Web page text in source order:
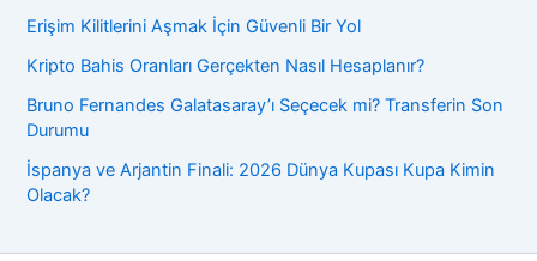
Erişim Kilitlerini Aşmak İçin Güvenli Bir Yol
Kripto Bahis Oranları Gerçekten Nasıl Hesaplanır?
Bruno Fernandes Galatasaray’ı Seçecek mi? Transferin Son
Durumu
İspanya ve Arjantin Finali: 2026 Dünya Kupası Kupa Kimin
Olacak?